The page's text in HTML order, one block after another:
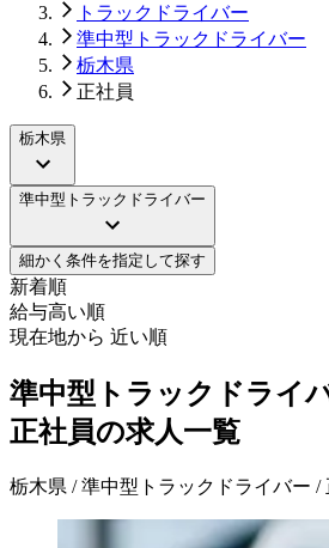
トラックドライバー
準中型トラックドライバー
栃木県
正社員
栃木県
準中型トラックドライバー
細かく条件を指定して探す
新着順
給与高い順
現在地から 近い順
準中型トラックドライ
正社員の求人一覧
栃木県 / 準中型トラックドライバー /